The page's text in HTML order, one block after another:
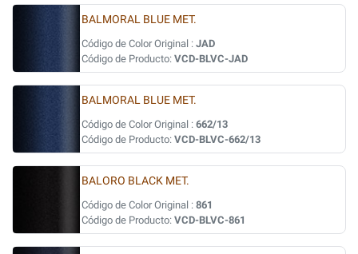
BALMORAL BLUE MET.
Código de Color Original : JAD
Código de Producto: VCD-BLVC-JAD
BALMORAL BLUE MET.
Código de Color Original : 662/13
Código de Producto: VCD-BLVC-662/13
BALORO BLACK MET.
Código de Color Original : 861
Código de Producto: VCD-BLVC-861